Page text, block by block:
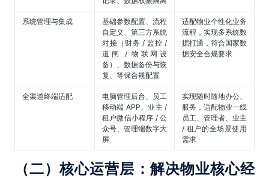
系统管理与集成
基础参数配置、流程
自定义、第三方系统
对接（财务 / 监控 /
道闸 / 物联网设
备）、数据备份与恢
复、等保合规配置
适配物业个性化业务
流程，实现多系统数
据打通，符合国家数
据安全合规要求
全渠道终端适配
电脑管理后台、员工
移动端 APP、业主 /
租户微信小程序 / 公
众号、管理端数字大
屏
实现随时随地办公、
服务，适配物业一线
员工、管理者、业主
/ 租户的全场景使用
需求
（二）核心运营层：解决物业核心经